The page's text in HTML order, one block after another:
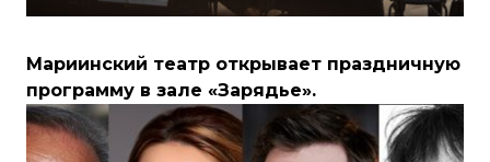
Мариинский театр открывает праздничную
программу в зале «Зарядье».